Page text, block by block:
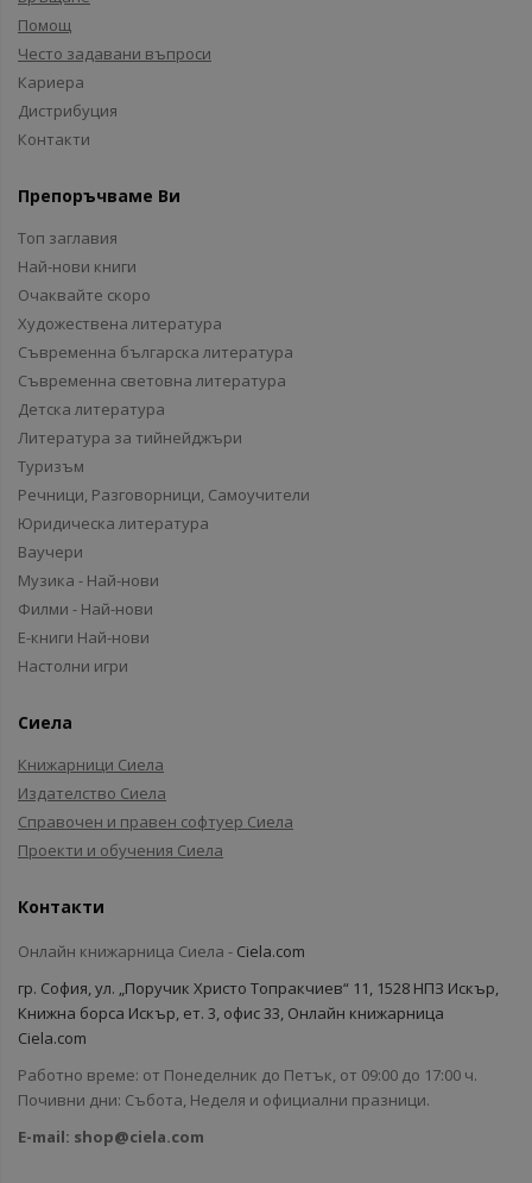
Помощ
Често задавани въпроси
Кариера
Дистрибуция
Контакти
Препоръчваме Ви
Топ заглавия
Най-нови книги
Очаквайте скоро
Художествена литература
Съвременна българска литература
Съвременна световна литература
Детска литература
Литература за тийнейджъри
Туризъм
Речници, Разговорници, Самоучители
Юридическа литература
Ваучери
Музика - Най-нови
Филми - Най-нови
Е-книги Най-нови
Настолни игри
Сиела
Книжарници Сиела
Издателство Сиела
Справочен и правен софтуер Сиела
Проекти и обучения Сиела
Контакти
Онлайн книжарница Сиела - Ciela.com
гр. София, ул. „Поручик Христо Топракчиев“ 11, 1528 НПЗ Искър,
Книжна борса Искър, ет. 3, офис 33, Онлайн книжарница
Ciela.com
Работно време: от Понеделник до Петък, от 09:00 до 17:00 ч.
Почивни дни: Събота, Неделя и официални празници.
E-mail: shop@ciela.com